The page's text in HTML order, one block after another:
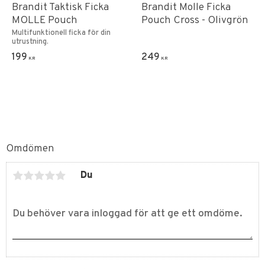
Omdömen
Du
Brandit Taktisk Ficka
MOLLE Pouch
Multifunktionell ficka för din
utrustning.
199 KR
Brandit Molle Ficka
Pouch Cross - Olivgrön
249 KR